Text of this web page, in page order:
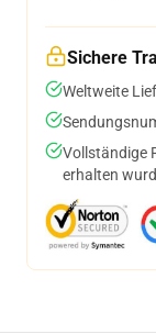
Sichere
Weltweite
Vollständige
erhalten